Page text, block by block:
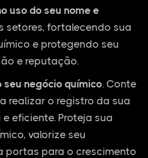
uso do seu nome e
setores, fortalecendo sua
e protegendo seu
e reputação.
seu negócio químico. Conte
realizar o registro da sua
eficiente. Proteja sua
valorize seu
portas para o crescimento